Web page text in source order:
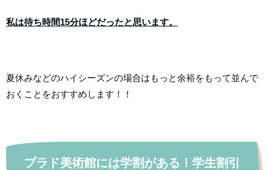
私は待ち時間15分ほどだったと思います。
夏休みなどのハイシーズンの場合はもっと余裕をもって並んで
おくことをおすすめします！！
プラド美術館には学割がある！学生割引